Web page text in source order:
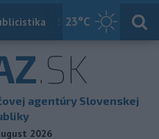
23°C
Slovensko
.SK
agentúry Slovenskej
2026